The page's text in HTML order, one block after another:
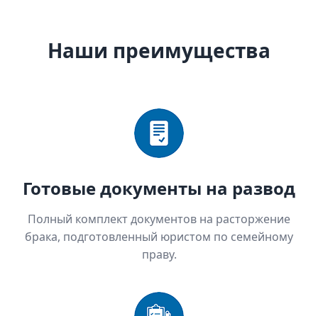
Наши преимущества
Готовые документы на развод
Полный комплект документов на расторжение
брака, подготовленный юристом по семейному
праву.